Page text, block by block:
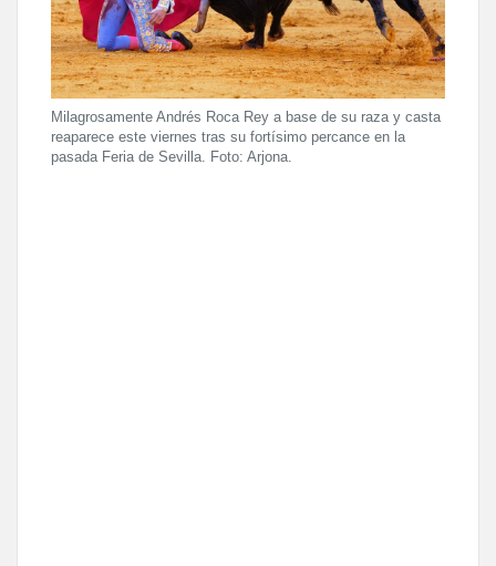
Milagrosamente Andrés Roca Rey a base de su raza y casta
reaparece este viernes tras su fortísimo percance en la
pasada Feria de Sevilla. Foto: Arjona.